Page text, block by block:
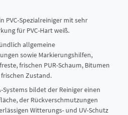
PVC-Spezialreiniger mit sehr
für PVC-Hart weiß.
allgemeine
sowie Markierungshilfen,
frischen PUR-Schaum, Bitumen
Zustand.
Systems bildet der Reiniger einen
der Rückverschmutzungen
Witterungs- und UV-Schutz